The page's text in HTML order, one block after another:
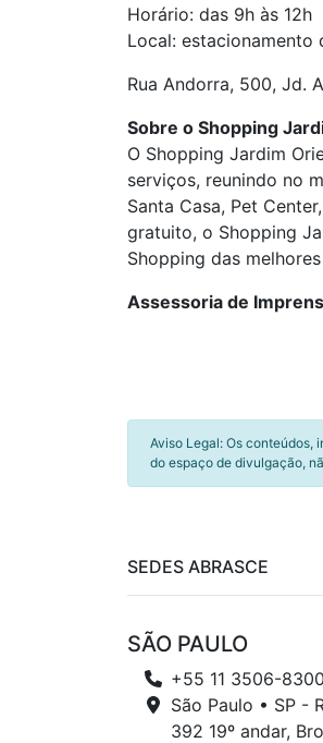
Horário: das 9h às 12h
Local: estacionamento
Rua Andorra, 500, Jd.
Sobre o Shopping
O Shopping Jardim
serviços, reunindo no
Santa Casa, Pet
gratuito, o Shopping
Shopping das
Assessoria de
Aviso Legal: Os conteúdos,
do espaço de divulgação,
SEDES ABRASCE
SÃO PAULO
+55 11 3506-8300
São Paulo • SP -
392 19º andar,